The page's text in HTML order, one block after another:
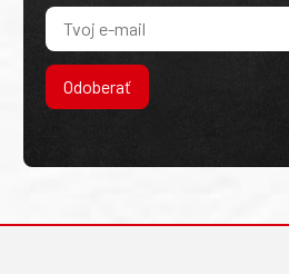
Odoberať